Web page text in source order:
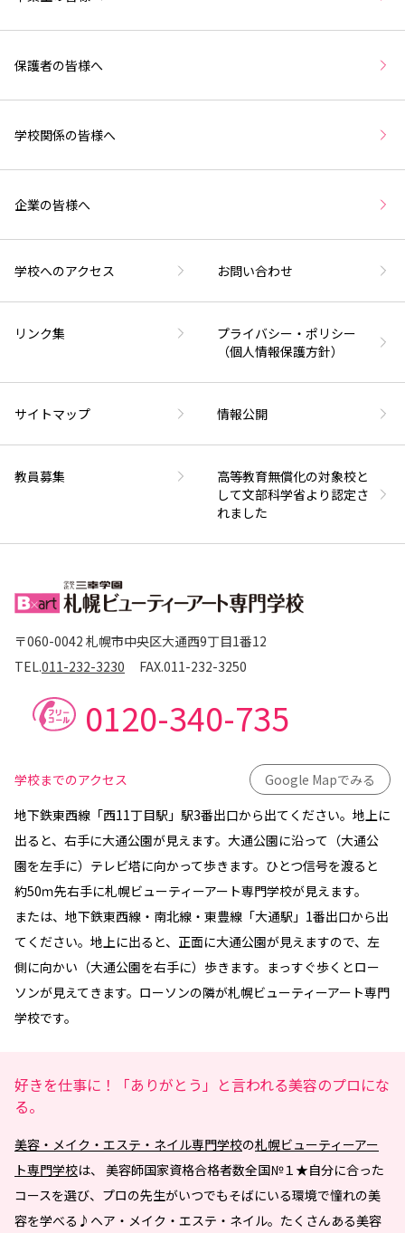
保護者の皆様へ
学校関係の皆様へ
企業の皆様へ
学校へのアクセス お問い合わせ
リンク集
プライバシー・ポリシー
（個人情報保護方針）
サイトマップ 情報公開
教員募集
高等教育無償化の対象校と
して文部科学省より認定さ
れました
〒060-0042 札幌市中央区大通西9丁目1番12
TEL.011-232-3230 FAX.011-232-3250
0120-340-735
学校までのアクセス
Google Mapでみる
地下鉄東西線「西11丁目駅」駅3番出口から出てください。地上に
出ると、右手に大通公園が見えます。大通公園に沿って（大通公
園を左手に）テレビ塔に向かって歩きます。ひとつ信号を渡ると
約50ｍ先右手に札幌ビューティーアート専門学校が見えます。
または、地下鉄東西線・南北線・東豊線「大通駅」1番出口から出
てください。地上に出ると、正面に大通公園が見えますので、左
側に向かい（大通公園を右手に）歩きます。まっすぐ歩くとロー
ソンが見えてきます。ローソンの隣が札幌ビューティーアート専門
学校です。
好きを仕事に！「ありがとう」と言われる美容のプロにな
る。
美容・メイク・エステ・ネイル専門学校の札幌ビューティーアー
ト専門学校は、 美容師国家資格合格者数全国№１★自分に合った
コースを選び、プロの先生がいつでもそばにいる環境で憧れの美
容を学べる♪ヘア・メイク・エステ・ネイル。たくさんある美容